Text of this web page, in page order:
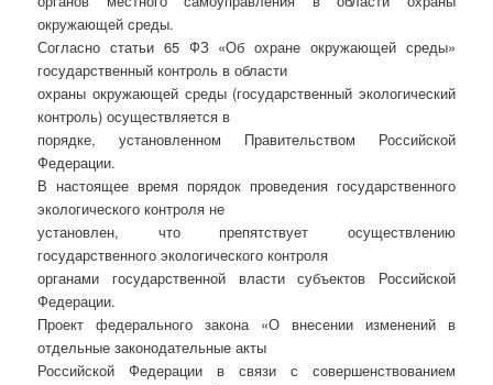
окружающей среды.
Согласно статьи 65 ФЗ «Об охране окружающей среды»
государственный контроль в области
охраны окружающей среды (государственный экологический
контроль) осуществляется в
порядке, установленном Правительством Российской
Федерации.
В настоящее время порядок проведения государственного
экологического контроля не
установлен, что препятствует осуществлению
государственного экологического контроля
органами государственной власти субъектов Российской
Федерации.
Проект федерального закона «О внесении изменений в
отдельные законодательные акты
Российской Федерации в связи с совершенствованием